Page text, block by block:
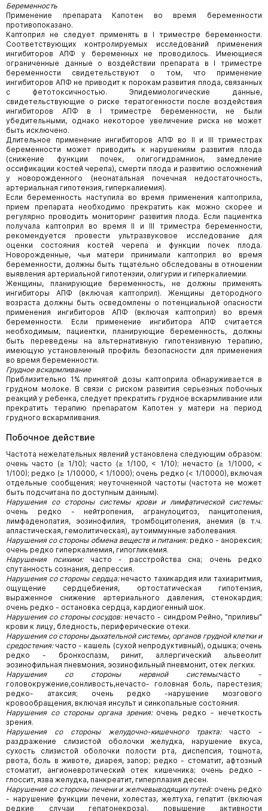
Беременность
Применение препарата Капотен во время беременности
противопоказано.
Каптоприл не следует применять в I триместре беременности.
Соответствующих контролируемых исследований применения
ингибиторов АПФ у беременных не проводилось. Имеющиеся
ограниченные данные о воздействии препарата в I триместре
беременности свидетельствуют о том, что применение
ингибиторов АПФ не приводит к порокам развития плода, связанных
с фетотоксичностью. Эпидемиологические данные,
свидетельствующие о риске тератогенности после воздействия
ингибиторов АПФ в I триместре беременности, не были
убедительными, однако некоторое увеличение риска не может
быть исключено.
Длительное применение ингибиторов АПФ во II и III триместрах
беременности может приводить к нарушениям развития плода
(снижение функции почек, олигогидрамнион, замедление
оссификации костей черепа), смерти плода и развитию осложнений
у новорожденного (неонатальная почечная недостаточность,
артериальная гипотензия, гиперкалиемия).
Если беременность наступила во время применения каптоприла,
прием препарата необходимо прекратить как можно скорее и
регулярно проводить мониторинг развития плода. Если пациентка
получала каптоприл во время II и III триместра беременности,
рекомендуется провести ультразвуковое исследование для
оценки состояния костей черепа и функции почек плода.
Новорожденные, чьи матери принимали каптоприл во время
беременности, должны быть тщательно обследованы в отношении
выявления артериальной гипотензии, олигурии и гиперкалиемии.
Женщины, планирующие беременность, не должны применять
ингибиторы АПФ (включая каптоприл). Женщины детородного
возраста должны быть осведомлены о потенциальной опасности
применения ингибиторов АПФ (включая каптоприл) во время
беременности. Если применение ингибитора АПФ считается
необходимым, пациентки, планирующие беременность, должны
быть переведены на альтернативную гипотензивную терапию,
имеющую установленный профиль безопасности для применения
во время беременности.
Грудное вскармливание
Приблизительно 1% принятой дозы каптоприла обнаруживается в
грудном молоке. В связи с риском развития серьезных побочных
реакций у ребенка, следует прекратить грудное вскармливание или
прекратить терапию препаратом Капотен у матери на период
грудного вскармливания.
Побочное действие
Частота нежелательных явлений установлена следующим образом:
очень часто (≥ 1/10); часто (≥ 1/100, < 1/10); нечасто (≥ 1/1000, <
1/100); редко (≥ 1/10000, < 1/1000); очень редко (< 1/10000), включая
отдельные сообщения; неуточненной частоты (частота не может
быть подсчитана по доступным данным).
Нарушения со стороны системы крови и лимфатической системы:
очень редко - нейтропения, агранулоцитоз, панцитопения,
лимфаденопатия, эозинофилия, тромбоцитопения, анемия (в т.ч.
апластическая, гемолитическая), аутоиммунные заболевания.
Нарушения со стороны обмена веществ и питания: редко - анорексия;
очень редко гиперкалиемия, гипогликемия.
Нарушения психики: часто - расстройства сна; очень редко
спутанность сознания, депрессия.
Нарушения со стороны сердца:нечасто тахикардия или тахиаритмия,
ощущение сердцебиения, ортостатическая гипотензия,
выраженное снижение артериального давления, стенокардия;
очень редко - остановка сердца, кардиогенный шок.
Нарушения со стороны сосудов:нечасто - синдром Рейно, "приливы"
крови к лицу, бледность, периферические отеки.
Нарушения со стороны дыхательной системы, органов грудной клетки и
средостения:часто - кашель (сухой непродуктивный), одышка; очень
редко - бронхоспазм, ринит, аллергический альвеолит
эозинофильная пневмония, эозинофильный пневмонит, отек легких.
Нарушения со стороны нервной системы:часто -
головокружение,сонливость,нечасто- головная боль, парестезия;
редко- атаксия; очень редко -нарушение мозгового
кровообращения, включая инсульт и синкопальные состояния.
Нарушения со стороны органа зрения: очень редко - нечеткость
зрения.
Нарушения со стороны желудочно-кишечного тракта: часто -
раздражение слизистой оболочки желудка, нарушение вкуса,
сухость слизистой оболочки полости рта, диспепсия, тошнота,
рвота, боль в животе, диарея, запор; редко - стоматит, афтозный
стоматит, ангионевротический отек кишечника; очень редко -
глоссит, язва желудка, панкреатит, гиперплазия десен.
Нарушения со стороны печени и желчевыводящих путей:очень редко
- нарушение функции печени, холестаз, желтуха, гепатит (включая
редкие случаи гепатонекроза), повышение активности